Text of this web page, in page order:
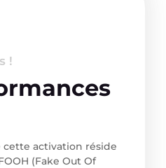
!
activation réside
(Fake Out Of